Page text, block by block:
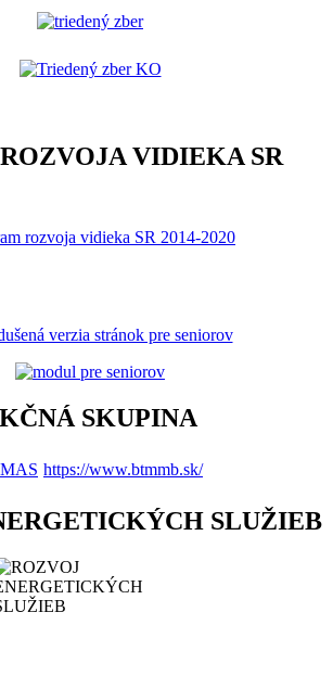
VIDIEKA SR
verzia stránok pre seniorov
SKUPINA
https://www.btmmb.sk/
SLUŽIEB